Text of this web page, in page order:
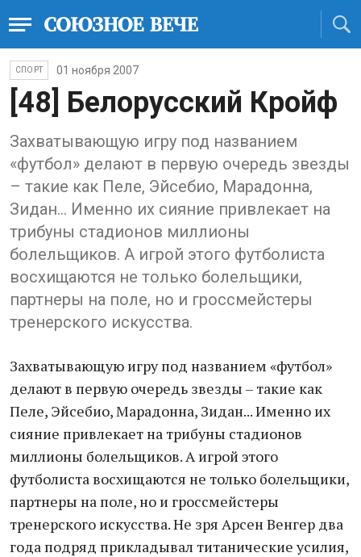
СПОРТ 01 ноября 2007
[48] Белорусский Кройф
Захватывающую игру под названием
«футбол» делают в первую очередь звезды
– такие как Пеле, Эйсебио, Марадонна,
Зидан... Именно их сияние привлекает на
трибуны стадионов миллионы
болельщиков. А игрой этого футболиста
восхищаются не только болельщики,
партнеры на поле, но и гроссмейстеры
тренерского искусства.
Захватывающую игру под названием «футбол»
делают в первую очередь звезды – такие как
Пеле, Эйсебио, Марадонна, Зидан... Именно их
сияние привлекает на трибуны стадионов
миллионы болельщиков. А игрой этого
футболиста восхищаются не только болельщики,
партнеры на поле, но и гроссмейстеры
тренерского искусства. Не зря Арсен Венгер два
года подряд прикладывал титанические усилия,